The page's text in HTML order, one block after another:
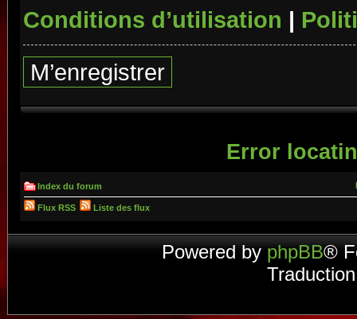
Conditions d’utilisation |
M’enregistrer
Error
Index du forum
Flux RSS Liste des flux
Powered by phpBB®